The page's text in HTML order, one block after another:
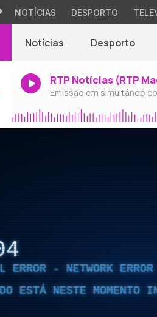
NOTÍCIAS DESPORTO
Notícias Desporto
RTP Notícias (RTP
Emissão em simultâneo
ERROR - NETWORK ERROR
ESTÁ NESTE MOMENTO